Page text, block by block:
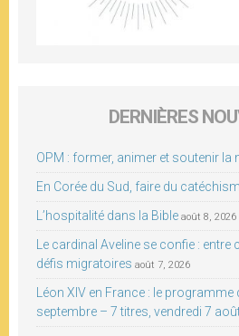
DERNIÈRES
OPM : former, animer et soutenir la
En Corée du Sud, faire du
L’hospitalité dans la Bible août 8, 2026
Le cardinal Aveline se confie :
défis migratoires août 7, 2026
Léon XIV en France : le
septembre – 7 titres, vendredi 7